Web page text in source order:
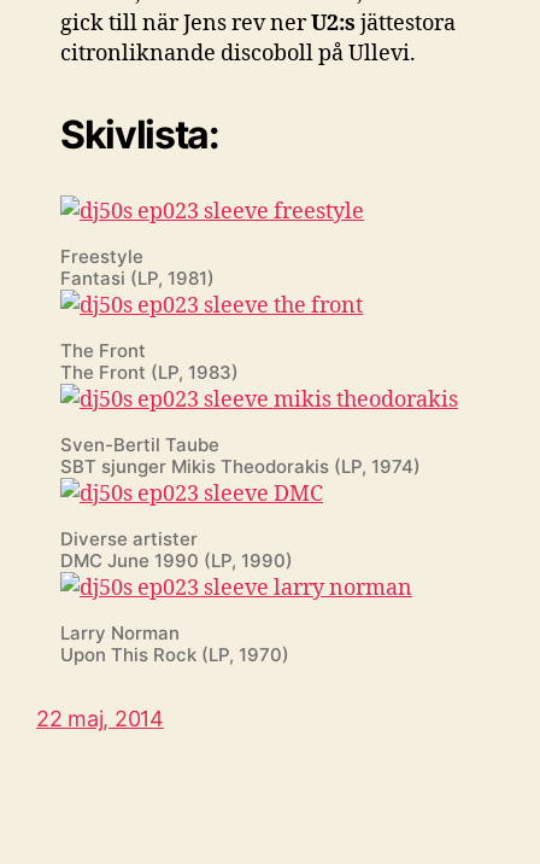
gick till när Jens rev nerU2:s jättestora
citronliknande discoboll på Ullevi.
Skivlista:
Freestyle
Fantasi (LP, 1981)
The Front
The Front (LP, 1983)
Sven-Bertil Taube
SBT sjunger Mikis Theodorakis (LP, 1974)
Diverse artister
DMC June 1990 (LP, 1990)
Larry Norman
Upon This Rock (LP, 1970)
22 maj, 2014